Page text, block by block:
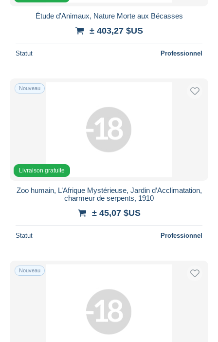
Étude d'Animaux, Nature Morte aux Bécasses
± 403,27 $US
Statut Professionnel
Nouveau
Livraison gratuite
Zoo humain, L’Afrique Mystérieuse, Jardin d’Acclimatation,
charmeur de serpents, 1910
± 45,07 $US
Statut Professionnel
Nouveau